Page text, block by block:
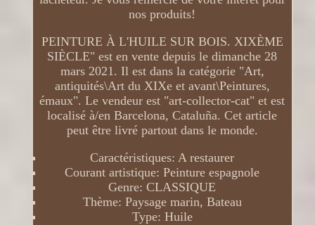
nos produits!
PEINTURE À L'HUILE SUR BOIS. XIXÈME
SIÈCLE" est en vente depuis le dimanche 28
mars 2021. Il est dans la catégorie "Art,
antiquités\Art du XIXe et avant\Peintures,
émaux". Le vendeur est "art-collector-cat" et est
localisé à/en Barcelona, Cataluña. Cet article
peut être livré partout dans le monde.
Caractéristiques: A restaurer
Courant artistique: Peinture espagnole
Genre: CLASSIQUE
Thème: Paysage marin, Bateau
Type: Huile